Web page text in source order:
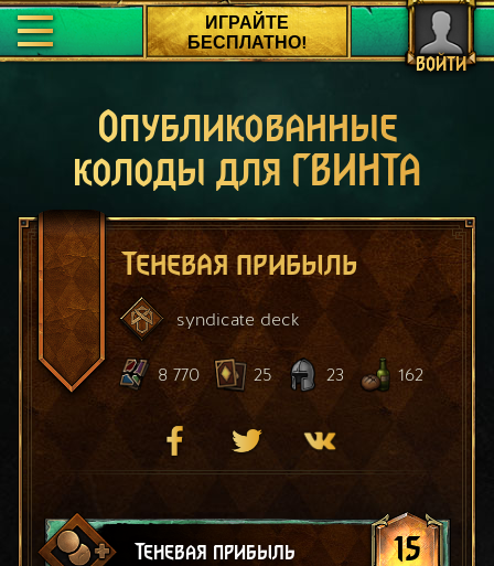
ВОЙТИ
ИГРАЙТЕ
БЕСПЛАТНО!
Опубликованные
колоды для ГВИНТА
Теневая прибыль
syndicate deck
8 770 25 23 162
Теневая прибыль 15